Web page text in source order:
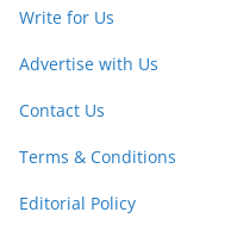
Write for Us
Advertise with Us
Contact Us
Terms & Conditions
Editorial Policy